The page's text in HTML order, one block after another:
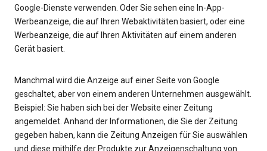
Google-Dienste verwenden. Oder Sie sehen eine In-App-
Werbeanzeige, die auf Ihren Webaktivitäten basiert, oder eine
Werbeanzeige, die auf Ihren Aktivitäten auf einem anderen
Gerät basiert.
Manchmal wird die Anzeige auf einer Seite von Google
geschaltet, aber von einem anderen Unternehmen ausgewählt.
Beispiel: Sie haben sich bei der Website einer Zeitung
angemeldet. Anhand der Informationen, die Sie der Zeitung
gegeben haben, kann die Zeitung Anzeigen für Sie auswählen
und diese mithilfe der Produkte zur Anzeigenschaltung von